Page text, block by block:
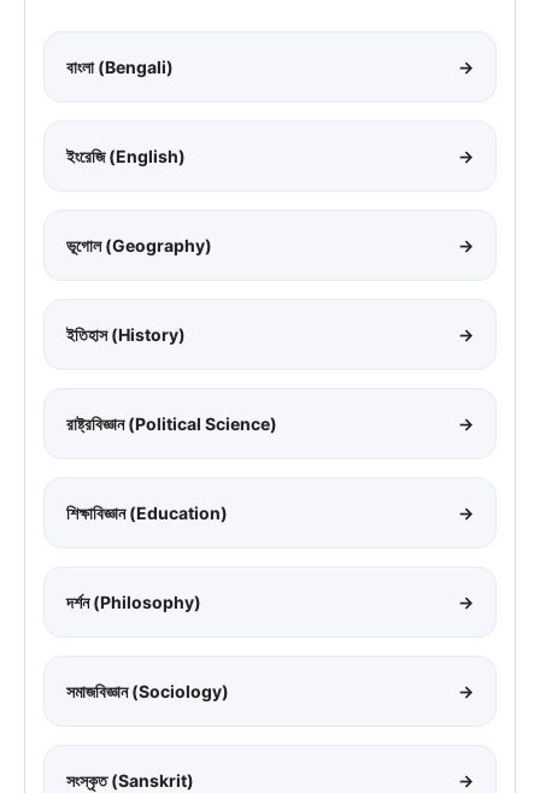
বাংলা (Bengali) →
ইংরেজি (English) →
ভূগোল (Geography) →
ইতিহাস (History) →
রাষ্ট্রবিজ্ঞান (Political Science) →
শিক্ষাবিজ্ঞান (Education) →
দর্শন (Philosophy) →
সমাজবিজ্ঞান (Sociology) →
সংস্কৃত (Sanskrit) →